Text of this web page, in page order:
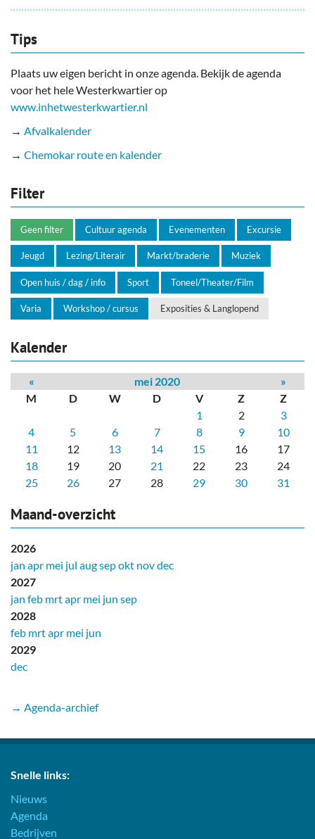
Tips
Plaats uw eigen bericht in onze agenda. Bekijk de agenda
voor het hele Westerkwartier op
www.inhetwesterkwartier.nl
→ Afvalkalender
→ Chemokar route en kalender
Filter
Geen filter Cultuur agenda Evenementen Excursie
Jeugd Lezing/Literair Markt/braderie Muziek
Open huis / dag / info Sport Toneel/Theater/Film
Varia Workshop / cursus Exposities & Langlopend
Kalender
« mei 2020
»
M
D W D V Z
Z
1
2
3
4
5 6 7 8 9
10
11
12 13 14 15 16
17
18
19 20 21 22 23
24
25
26 27 28 29 30 31
Maand-overzicht
2026
jan apr mei jul augsepokt novdec
2027
jan feb mrtapr mei jun sep
2028
feb mrtapr mei jun
2029
dec
→ Agenda-archief
Snelle links:
Nieuws
Agenda
Bedrijven